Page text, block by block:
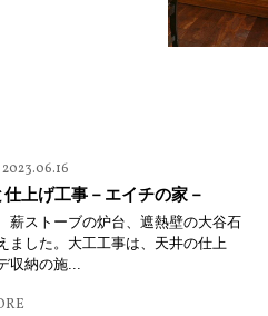
上げ工事－エイチの家－
薪ストーブの炉台、遮熱壁の大谷石
ました。大工工事は、天井の仕上
収納の施...